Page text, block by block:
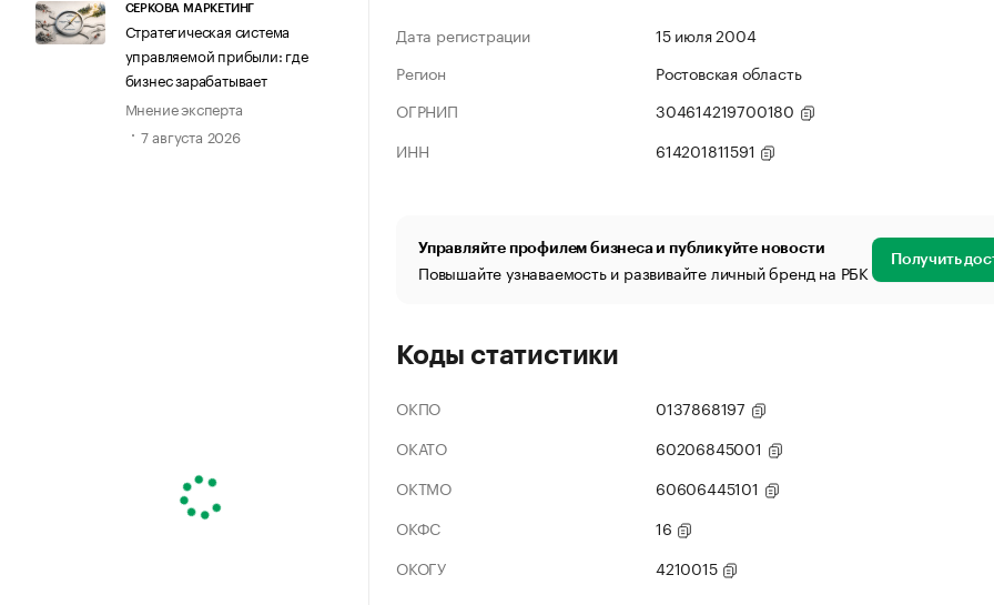
СЕРКОВА МАРКЕТИНГ
Стратегическая система
управляемой прибыли: где
бизнес зарабатывает
Мнение эксперта
7 августа 2026
Дата регистрации
15 июля 2004
Регион
Ростовская область
ОГРНИП
304614219700180
ИНН
614201811591
Управляйте профилем бизнеса и публикуйте новости
Повышайте узнаваемость и развивайте личный бренд на РБК Получить
Коды статистики
ОКПО
0137868197
ОКАТО
60206845001
ОКТМО
60606445101
ОКФС
16
ОКОГУ
4210015